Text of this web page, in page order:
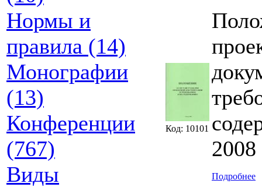
Нормы и
правила (14)
Монографии
(13)
Конференции
(767)
Виды
Код: 10101
2008
Подробнее